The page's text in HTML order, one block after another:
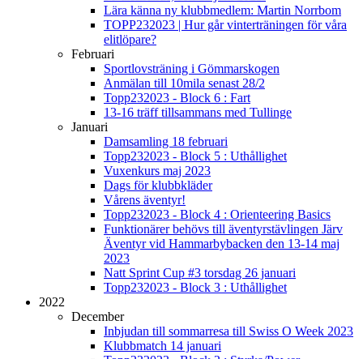
Lära känna ny klubbmedlem: Martin Norrbom
TOPP232023 | Hur går vinterträningen för våra
elitlöpare?
Februari
Sportlovsträning i Gömmarskogen
Anmälan till 10mila senast 28/2
Topp232023 - Block 6 : Fart
13-16 träff tillsammans med Tullinge
Januari
Damsamling 18 februari
Topp232023 - Block 5 : Uthållighet
Vuxenkurs maj 2023
Dags för klubbkläder
Vårens äventyr!
Topp232023 - Block 4 : Orienteering Basics
Funktionärer behövs till äventyrstävlingen Järv
Äventyr vid Hammarbybacken den 13-14 maj
2023
Natt Sprint Cup #3 torsdag 26 januari
Topp232023 - Block 3 : Uthållighet
2022
December
Inbjudan till sommarresa till Swiss O Week 2023
Klubbmatch 14 januari